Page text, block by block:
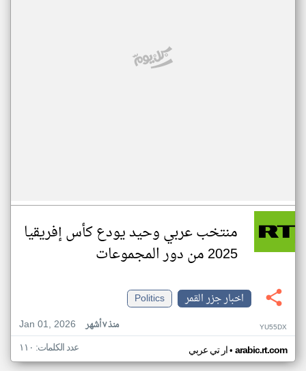
منتخب عربي وحيد يودع كأس إفريقيا
2025 من دور المجموعات
اخبار جزر القمر
Politics
Jan 01, 2026
منذ ٧ أشهر YU55DX
ار تي عربي• arabic.rt.com عدد الكلمات: ١١٠